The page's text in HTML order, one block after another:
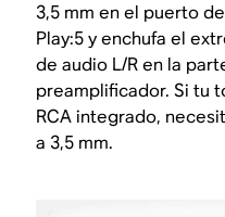
3,5 mm en el puerto
Play:5 y enchufa el
de audio L/R en la
preamplificador. Si tu
RCA integrado,
a 3,5 mm.